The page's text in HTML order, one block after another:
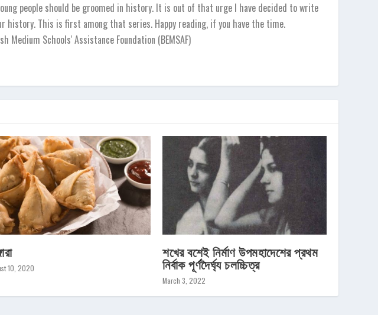
people should be groomed in history. It is out of that urge I have decided to write
history. This is first among that series. Happy reading, if you have the time.
Schools' Assistance Foundation (BEMSAF)
10, 2020
শখের বশেই নির্মাণ উপমহাদেশের প্রথম
নির্বাক পূর্ণদৈর্ঘ্য চলচ্চিত্র
March 3, 2022